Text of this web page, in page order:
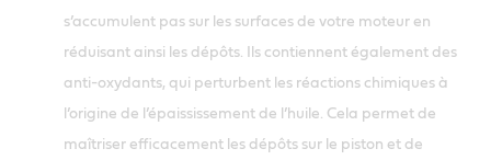
s’accumulent pas sur les surfaces de votre moteur en
réduisant ainsi les dépôts. Ils contiennent également des
anti-oxydants, qui perturbent les réactions chimiques à
l’origine de l’épaississement de l’huile. Cela permet de
maîtriser efficacement les dépôts sur le piston et de